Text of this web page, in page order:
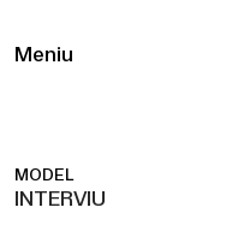
Meniu
MODEL
INTERVIU